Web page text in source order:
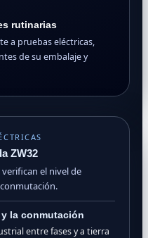
rutinarias
a pruebas eléctricas,
de su embalaje y
ZW32
el nivel de
la conmutación
entre fases y a tierra